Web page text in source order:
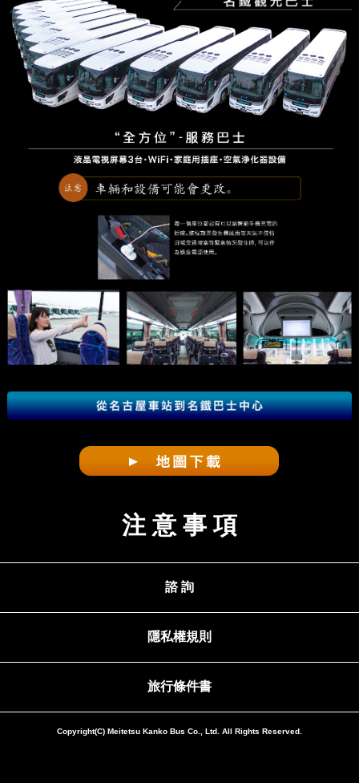
注 意 事 項
諮 詢
隱私權規則
旅行條件書
Copyright(C) Meitetsu Kanko Bus Co., Ltd. All Rights Reserved.